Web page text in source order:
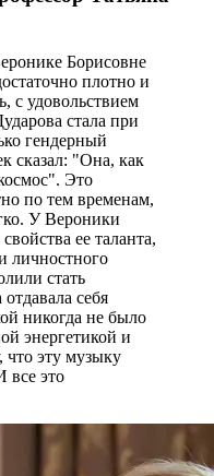
Борисовне
плотно и
с удовольствием
стала при
гендерный
сказал: "Она, как
Это
по тем временам,
У Вероники
ее таланта,
личностного
стать
себя
никогда не было
энергетикой и
эту музыку
все это